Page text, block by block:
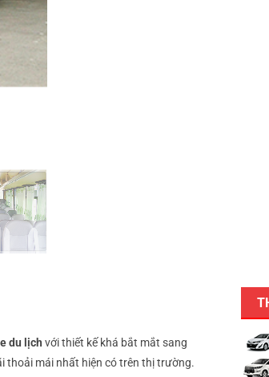
du lịch với thiết kế khá bắt mắt sang
thoải mái nhất hiện có trên thị trường.